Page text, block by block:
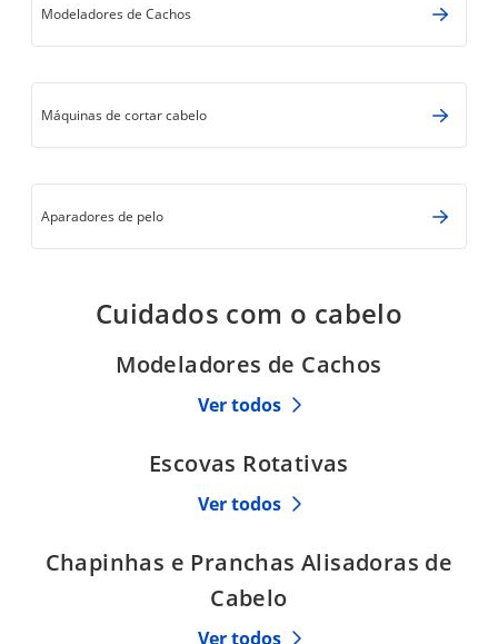
Modeladores de Cachos
Máquinas de cortar cabelo
Aparadores de pelo
Cuidados com o cabelo
Modeladores de Cachos
Ver todos
Escovas Rotativas
Ver todos
Chapinhas e Pranchas Alisadoras de
Cabelo
Ver todos